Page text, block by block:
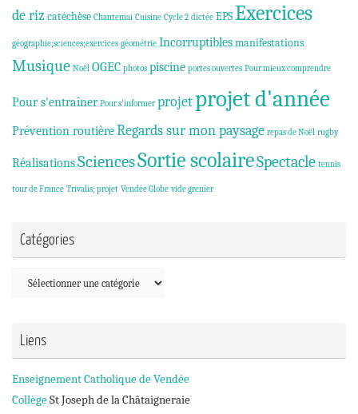
de riz catéchèse Chantemai Cuisine Cycle 2 dictée EPSExercices
géographie;sciences;exercices géométrie Incorruptiblesmanifestations
Musique Noël OGEC photos piscine portes ouvertes Pour mieux comprendre
Pour s'entraîner Pour s'informer projetprojet d'année
Prévention routièreRegards sur mon paysage repas de Noël rugby
RéalisationsSciencesSortie scolaireSpectacle tennis
tour de France Trivalis; projet Vendée Globe vide grenier
Catégories
Catégories
Liens
Enseignement Catholique de Vendée
CollègeSt Joseph de la Châtaigneraie